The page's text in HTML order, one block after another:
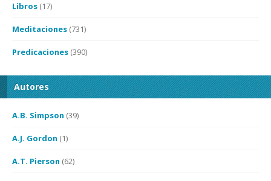
Libros (17)
Meditaciones (731)
Predicaciones (390)
Autores
A.B. Simpson (39)
A.J. Gordon (1)
A.T. Pierson (62)